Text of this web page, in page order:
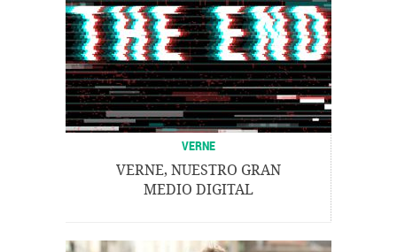
VERNE
VERNE, NUESTRO GRAN
MEDIO DIGITAL